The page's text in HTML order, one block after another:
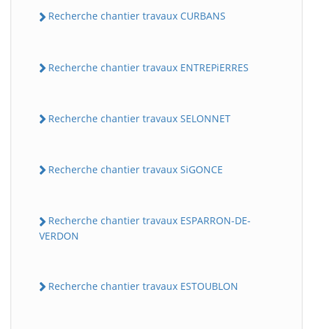
Recherche chantier travaux CURBANS
Recherche chantier travaux ENTREPiERRES
Recherche chantier travaux SELONNET
Recherche chantier travaux SiGONCE
Recherche chantier travaux ESPARRON-DE-
VERDON
Recherche chantier travaux ESTOUBLON